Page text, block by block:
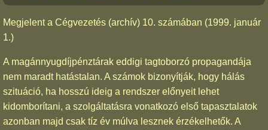
Megjelent a Cégvezetés (archív) 10. számában (1999. január
1.)
A magánnyugdíjpénztárak eddigi tagtoborzó propagandája
nem maradt hatástalan. A számok bizonyítják, hogy hálás
szituáció, ha hosszú ideig a rendszer előnyeit lehet
kidomborítani, a szolgáltatásra vonatkozó első tapasztalatok
azonban majd csak tíz év múlva lesznek érzékelhetők. A